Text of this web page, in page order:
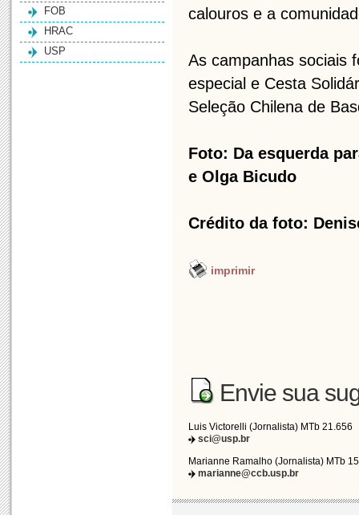
FOB
HRAC
USP
calouros e a
As campanhas sociais
especial e Cesta
Seleção Chilena de
Foto: Da esquerda
e Olga Bicudo
Crédito da foto:
imprimir
Envie sua
Luis Victorelli (Jornalista) MTb 21.656
sci@usp.br
Marianne Ramalho (Jornalista) MTb
marianne@ccb.usp.br